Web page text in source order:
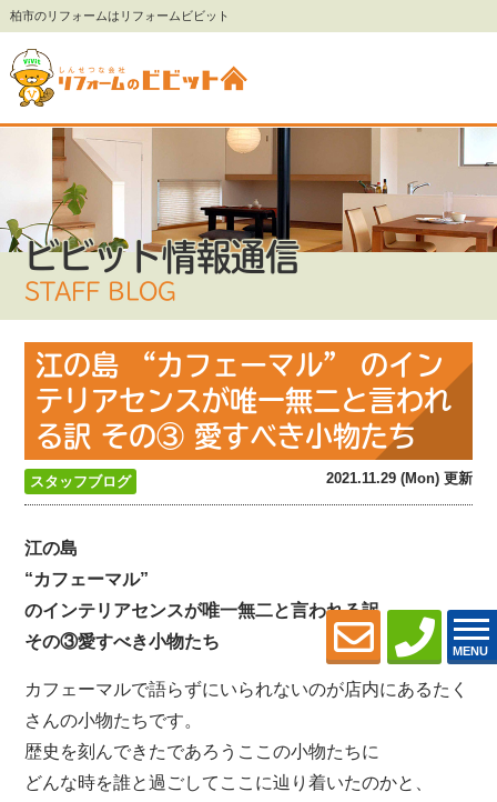
柏市のリフォームはリフォームビビット
MENU
ビビット情報通信
STAFF BLOG
江の島 “カフェーマル” のイン
テリアセンスが唯一無二と言われ
る訳 その③ 愛すべき小物たち
スタッフブログ 2021.11.29 (Mon) 更新
江の島
“カフェーマル”
のインテリアセンスが唯一無二と言われる訳
その③愛すべき小物たち
カフェーマルで語らずにいられないのが店内にあるたく
さんの小物たちです。
歴史を刻んできたであろうここの小物たちに
どんな時を誰と過ごしてここに辿り着いたのかと、